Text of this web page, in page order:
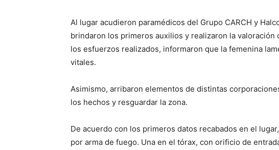
Al lugar acudieron paramédicos del Grupo CARCH y
brindaron los primeros auxilios y realizaron la
los esfuerzos realizados, informaron que la femenina
vitales.
Asimismo, arribaron elementos de distintas
los hechos y resguardar la zona.
De acuerdo con los primeros datos recabados en el
por arma de fuego. Una en el tórax, con orificio de